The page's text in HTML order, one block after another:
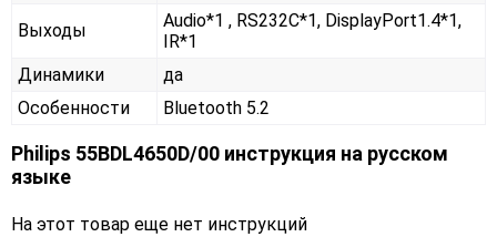
Выходы
Audio*1 , RS232С*1, DisplayPort1.4*1,
IR*1
Динамики
да
Особенности
Bluetooth 5.2
Philips 55BDL4650D/00 инструкция на русском
языке
На этот товар еще нет инструкций